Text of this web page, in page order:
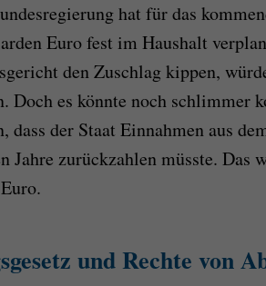
hat für das
Euro fest im Haushalt
den Zuschlag kippen,
Doch es könnte noch schlimmer
dass der Staat Einnahmen aus
Jahre zurückzahlen müsste. Das
und Rechte von